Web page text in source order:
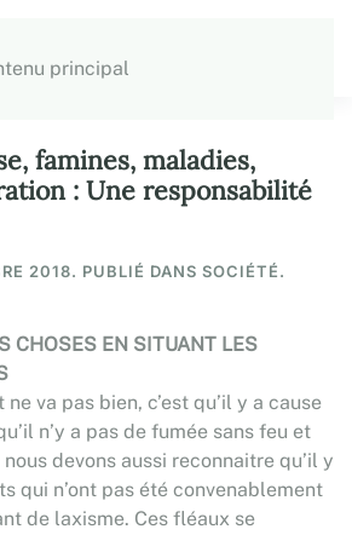
principal
famines, maladies,
: Une responsabilité
2018. PUBLIÉ DANS SOCIÉTÉ.
CHOSES EN SITUANT LES
va pas bien, c’est qu’il y a cause
n’y a pas de fumée sans feu et
devons aussi reconnaitre qu’il y
qui n’ont pas été convenablement
de laxisme. Ces fléaux se